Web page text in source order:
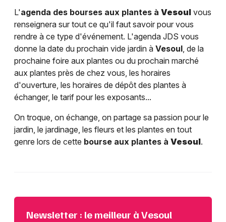
L'agenda des bourses aux plantes à Vesoul vous
renseignera sur tout ce qu'il faut savoir pour vous
rendre à ce type d'événement. L'agenda JDS vous
donne la date du prochain vide jardin à Vesoul, de la
prochaine foire aux plantes ou du prochain marché
aux plantes près de chez vous, les horaires
d'ouverture, les horaires de dépôt des plantes à
échanger, le tarif pour les exposants...
On troque, on échange, on partage sa passion pour le
jardin, le jardinage, les fleurs et les plantes en tout
genre lors de cette bourse aux plantes à Vesoul.
Newsletter : le meilleur à Vesoul